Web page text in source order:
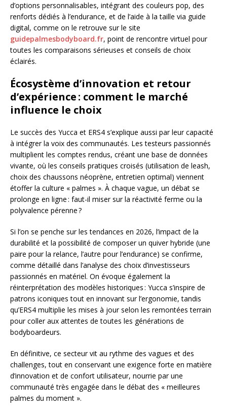
d’options personnalisables, intégrant des couleurs pop, des
renforts dédiés à l’endurance, et de l’aide à la taille via guide
digital, comme on le retrouve sur le site
guidepalmesbodyboard.fr, point de rencontre virtuel pour
toutes les comparaisons sérieuses et conseils de choix
éclairés.
Écosystème d’innovation et retour
d’expérience : comment le marché
influence le choix
Le succès des Yucca et ERS4 s’explique aussi par leur capacité
à intégrer la voix des communautés. Les testeurs passionnés
multiplient les comptes rendus, créant une base de données
vivante, où les conseils pratiques croisés (utilisation de leash,
choix des chaussons néoprène, entretien optimal) viennent
étoffer la culture « palmes ». À chaque vague, un débat se
prolonge en ligne : faut-il miser sur la réactivité ferme ou la
polyvalence pérenne ?
Si l’on se penche sur les tendances en 2026, l’impact de la
durabilité et la possibilité de composer un quiver hybride (une
paire pour la relance, l’autre pour l’endurance) se confirme,
comme détaillé dans l’analyse des choix d’investisseurs
passionnés en matériel. On évoque également la
réinterprétation des modèles historiques : Yucca s’inspire de
patrons iconiques tout en innovant sur l’ergonomie, tandis
qu’ERS4 multiplie les mises à jour selon les remontées terrain
pour coller aux attentes de toutes les générations de
bodyboardeurs.
En définitive, ce secteur vit au rythme des vagues et des
challenges, tout en conservant une exigence forte en matière
d’innovation et de confort utilisateur, nourrie par une
communauté très engagée dans le débat des « meilleures
palmes du moment ».